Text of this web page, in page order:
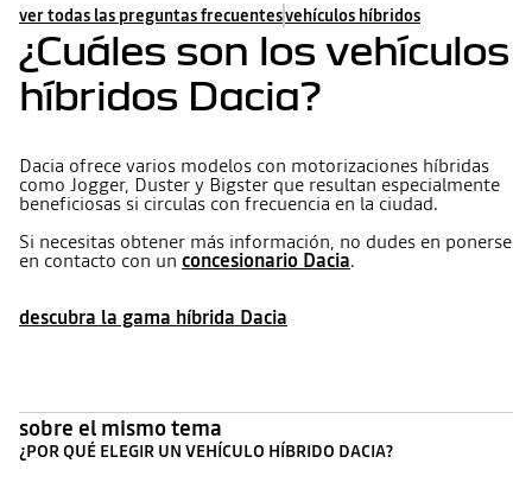
ver todas las preguntas frecuentesvehículos híbridos
¿Cuáles son los vehículos
híbridos Dacia?
Dacia ofrece varios modelos con motorizaciones híbridas
como Jogger, Duster y Bigster que resultan especialmente
beneficiosas si circulas con frecuencia en la ciudad.
Si necesitas obtener más información, no dudes en ponerse
en contacto con un concesionario Dacia.
descubra la gama híbrida Dacia
sobre el mismo tema
¿POR QUÉ ELEGIR UN VEHÍCULO HÍBRIDO DACIA?